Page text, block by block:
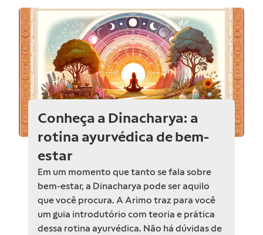
Conheça a Dinacharya: a
rotina ayurvédica de bem-
estar
Em um momento que tanto se fala sobre
bem-estar, a Dinacharya pode ser aquilo
que você procura. A Arimo traz para você
um guia introdutório com teoria e prática
dessa rotina ayurvédica. Não há dúvidas de